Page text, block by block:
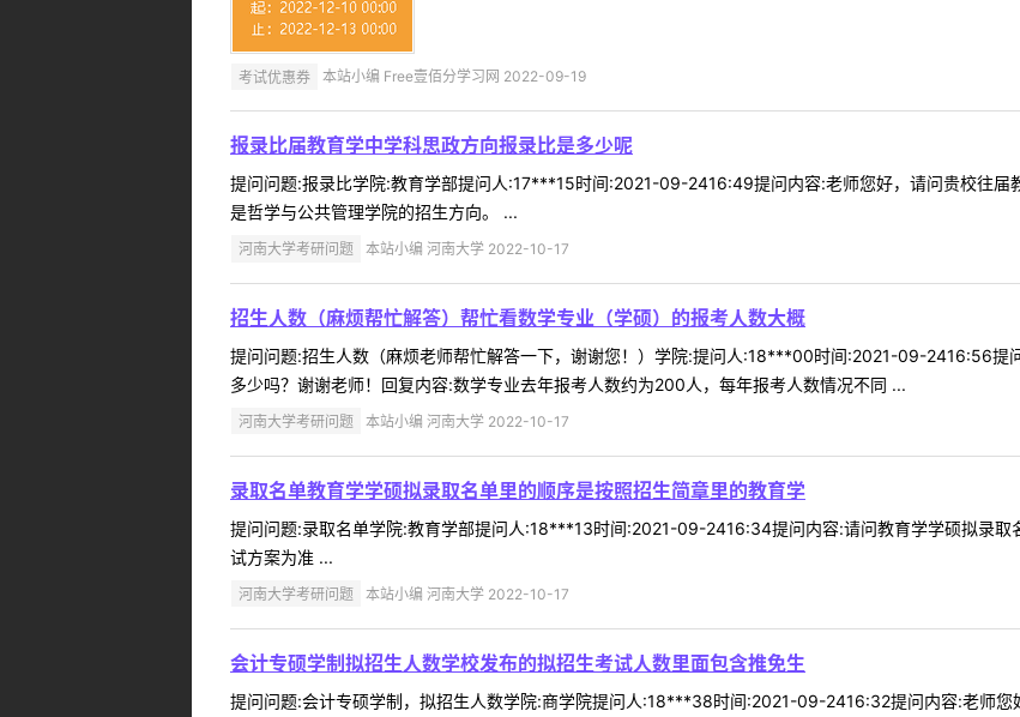
考试优惠券 本站小编 Free壹佰分学习网 2022-09-19
报录比届教育学中学科思政方向报录比是多少呢
提问问题:报录比学院:教育学部提问人:17***15时间:2021-09-2416:49提问内容:老师您好，请问贵校往届
是哲学与公共管理学院的招生方向。 ...
河南大学考研问题 本站小编 河南大学 2022-10-17
招生人数（麻烦帮忙解答）帮忙看数学专业（学硕）的报考人数大概
提问问题:招生人数（麻烦老师帮忙解答一下，谢谢您！）学院:提问人:18***00时间:2021-09-2416:56提
多少吗？谢谢老师！回复内容:数学专业去年报考人数约为200人，每年报考人数情况不同 ...
河南大学考研问题 本站小编 河南大学 2022-10-17
录取名单教育学学硕拟录取名单里的顺序是按照招生简章里的教育学
提问问题:录取名单学院:教育学部提问人:18***13时间:2021-09-2416:34提问内容:请问教育学学硕拟录取
试方案为准 ...
河南大学考研问题 本站小编 河南大学 2022-10-17
会计专硕学制拟招生人数学校发布的拟招生考试人数里面包含推免生
提问问题:会计专硕学制，拟招生人数学院:商学院提问人:18***38时间:2021-09-2416:32提问内容:老师